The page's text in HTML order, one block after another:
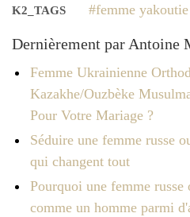
K2_TAGS femme yakoutie
Dernièrement par Antoine
Femme Ukrainienne
Kazakhe/Ouzbèke
Pour Votre Mariage ?
Séduire une femme russe
qui changent tout
Pourquoi une femme
comme un homme parmi